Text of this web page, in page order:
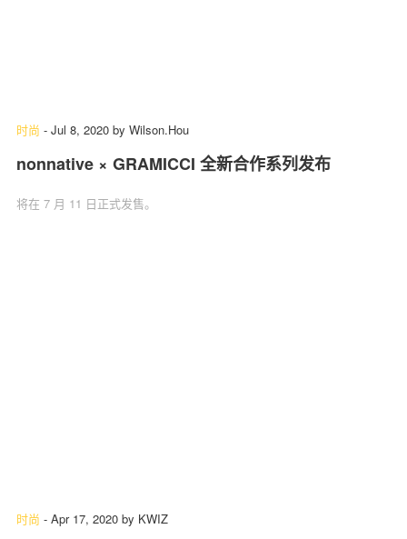
时尚 - Jul 8, 2020 by Wilson.Hou
nonnative × GRAMICCI 全新合作系列发布
将在 7 月 11 日正式发售。
时尚 - Apr 17, 2020 by KWIZ